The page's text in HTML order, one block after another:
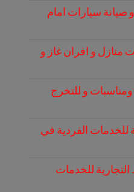
صيانة سيارات امام
منازل و افران غاز و
و للتخرج
للخدمات الفردية في
للخدمات